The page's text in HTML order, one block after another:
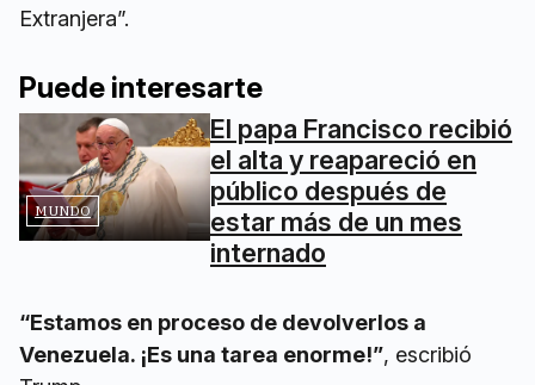
Extranjera”.
Puede interesarte
MUNDO
El papa Francisco recibió
el alta y reapareció en
público después de
estar más de un mes
internado
“Estamos en proceso de devolverlos a
Venezuela. ¡Es una tarea enorme!”, escribió